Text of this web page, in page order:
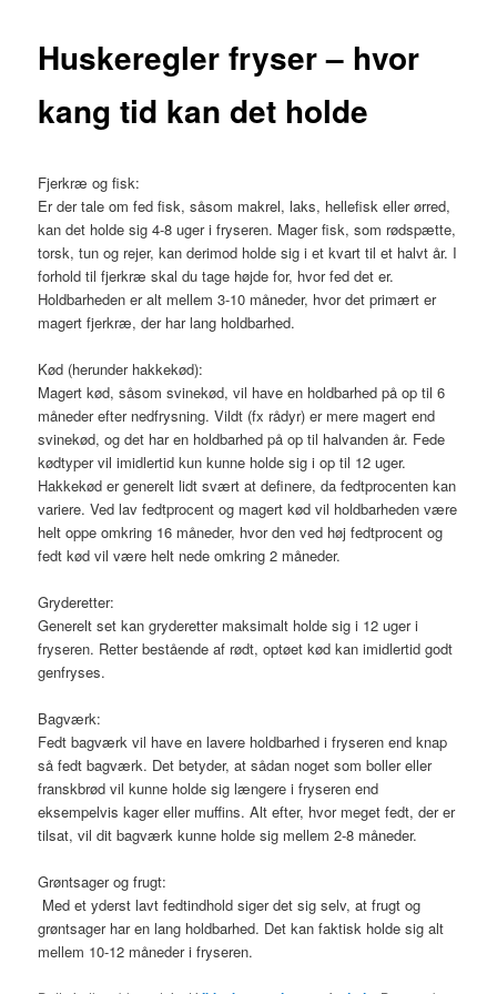
Huskeregler fryser – hvor
kang tid kan det holde
Fjerkræ og fisk:
Er der tale om fed fisk, såsom makrel, laks, hellefisk eller ørred,
kan det holde sig 4-8 uger i fryseren. Mager fisk, som rødspætte,
torsk, tun og rejer, kan derimod holde sig i et kvart til et halvt år. I
forhold til fjerkræ skal du tage højde for, hvor fed det er.
Holdbarheden er alt mellem 3-10 måneder, hvor det primært er
magert fjerkræ, der har lang holdbarhed.
Kød (herunder hakkekød):
Magert kød, såsom svinekød, vil have en holdbarhed på op til 6
måneder efter nedfrysning. Vildt (fx rådyr) er mere magert end
svinekød, og det har en holdbarhed på op til halvanden år. Fede
kødtyper vil imidlertid kun kunne holde sig i op til 12 uger.
Hakkekød er generelt lidt svært at definere, da fedtprocenten kan
variere. Ved lav fedtprocent og magert kød vil holdbarheden være
helt oppe omkring 16 måneder, hvor den ved høj fedtprocent og
fedt kød vil være helt nede omkring 2 måneder.
Gryderetter:
Generelt set kan gryderetter maksimalt holde sig i 12 uger i
fryseren. Retter bestående af rødt, optøet kød kan imidlertid godt
genfryses.
Bagværk:
Fedt bagværk vil have en lavere holdbarhed i fryseren end knap
så fedt bagværk. Det betyder, at sådan noget som boller eller
franskbrød vil kunne holde sig længere i fryseren end
eksempelvis kager eller muffins. Alt efter, hvor meget fedt, der er
tilsat, vil dit bagværk kunne holde sig mellem 2-8 måneder.
Grøntsager og frugt:
Med et yderst lavt fedtindhold siger det sig selv, at frugt og
grøntsager har en lang holdbarhed. Det kan faktisk holde sig alt
mellem 10-12 måneder i fryseren.